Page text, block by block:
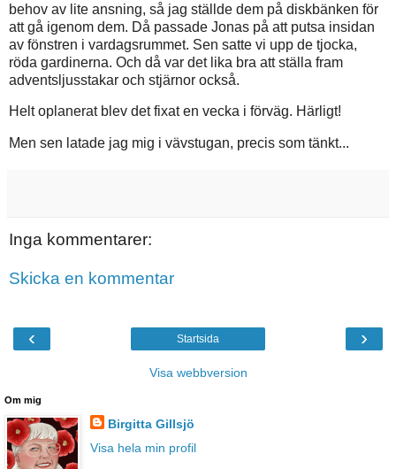
behov av lite ansning, så jag ställde dem på diskbänken för
att gå igenom dem. Då passade Jonas på att putsa insidan
av fönstren i vardagsrummet. Sen satte vi upp de tjocka,
röda gardinerna. Och då var det lika bra att ställa fram
adventsljusstakar och stjärnor också.
Helt oplanerat blev det fixat en vecka i förväg. Härligt!
Men sen latade jag mig i vävstugan, precis som tänkt...
Inga kommentarer:
Skicka en kommentar
‹ ›
Startsida
Visa webbversion
Om mig
Birgitta Gillsjö
Visa hela min profil